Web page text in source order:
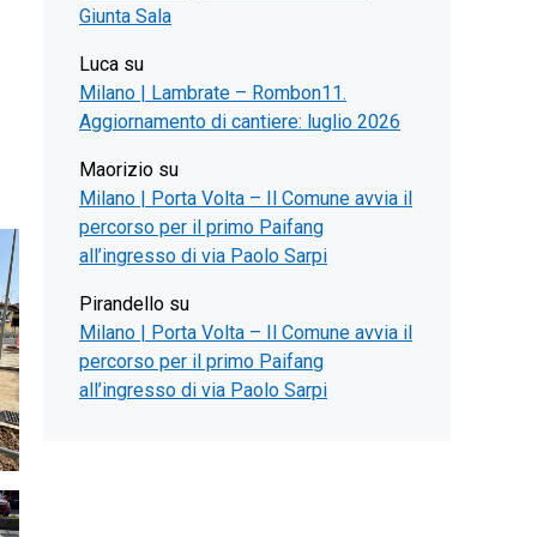
Giunta Sala
Luca su
Milano | Lambrate – Rombon11.
Aggiornamento di cantiere: luglio 2026
Maorizio su
Milano | Porta Volta – Il Comune avvia il
percorso per il primo Paifang
all’ingresso di via Paolo Sarpi
Pirandello su
Milano | Porta Volta – Il Comune avvia il
percorso per il primo Paifang
all’ingresso di via Paolo Sarpi